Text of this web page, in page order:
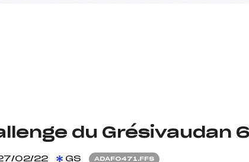
du Grésivaudan 6
02/22 GS ADAF0471.FFS